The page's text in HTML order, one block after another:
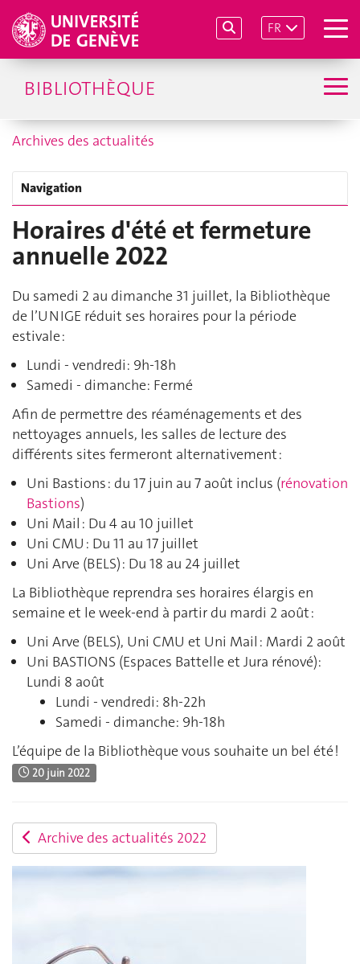
FR
BIBLIOTHÈQUE
Archives des actualités
Navigation
Horaires d'été et fermeture
annuelle 2022
Du samedi 2 au dimanche 31 juillet, la Bibliothèque
de l’UNIGE réduit ses horaires pour la période
estivale :
Lundi - vendredi: 9h-18h
Samedi - dimanche: Fermé
Afin de permettre des réaménagements et des
nettoyages annuels, les salles de lecture des
différents sites fermeront alternativement :
Uni Bastions : du 17 juin au 7 août inclus (rénovation
Bastions)
Uni Mail : Du 4 au 10 juillet
Uni CMU : Du 11 au 17 juillet
Uni Arve (BELS) : Du 18 au 24 juillet
La Bibliothèque reprendra ses horaires élargis en
semaine et le week-end à partir du mardi 2 août :
Uni Arve (BELS), Uni CMU et Uni Mail : Mardi 2 août
Uni BASTIONS (Espaces Battelle et Jura rénové):
Lundi 8 août
Lundi - vendredi: 8h-22h
Samedi - dimanche: 9h-18h
L’équipe de la Bibliothèque vous souhaite un bel été !
20 juin 2022
Archive des actualités 2022